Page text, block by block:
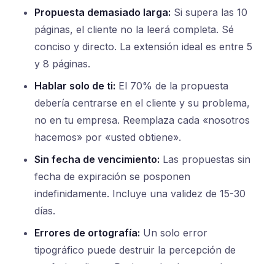
Propuesta demasiado larga: Si supera las 10
páginas, el cliente no la leerá completa. Sé
conciso y directo. La extensión ideal es entre 5
y 8 páginas.
Hablar solo de ti: El 70% de la propuesta
debería centrarse en el cliente y su problema,
no en tu empresa. Reemplaza cada «nosotros
hacemos» por «usted obtiene».
Sin fecha de vencimiento: Las propuestas sin
fecha de expiración se posponen
indefinidamente. Incluye una validez de 15-30
días.
Errores de ortografía: Un solo error
tipográfico puede destruir la percepción de